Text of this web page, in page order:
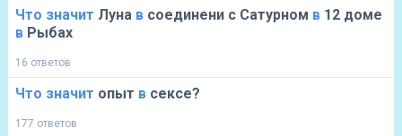
Что значит Луна в соединени c Сатурном в 12 доме
в Рыбах
16 ответов
Что значит опыт в сексе?
177 ответов